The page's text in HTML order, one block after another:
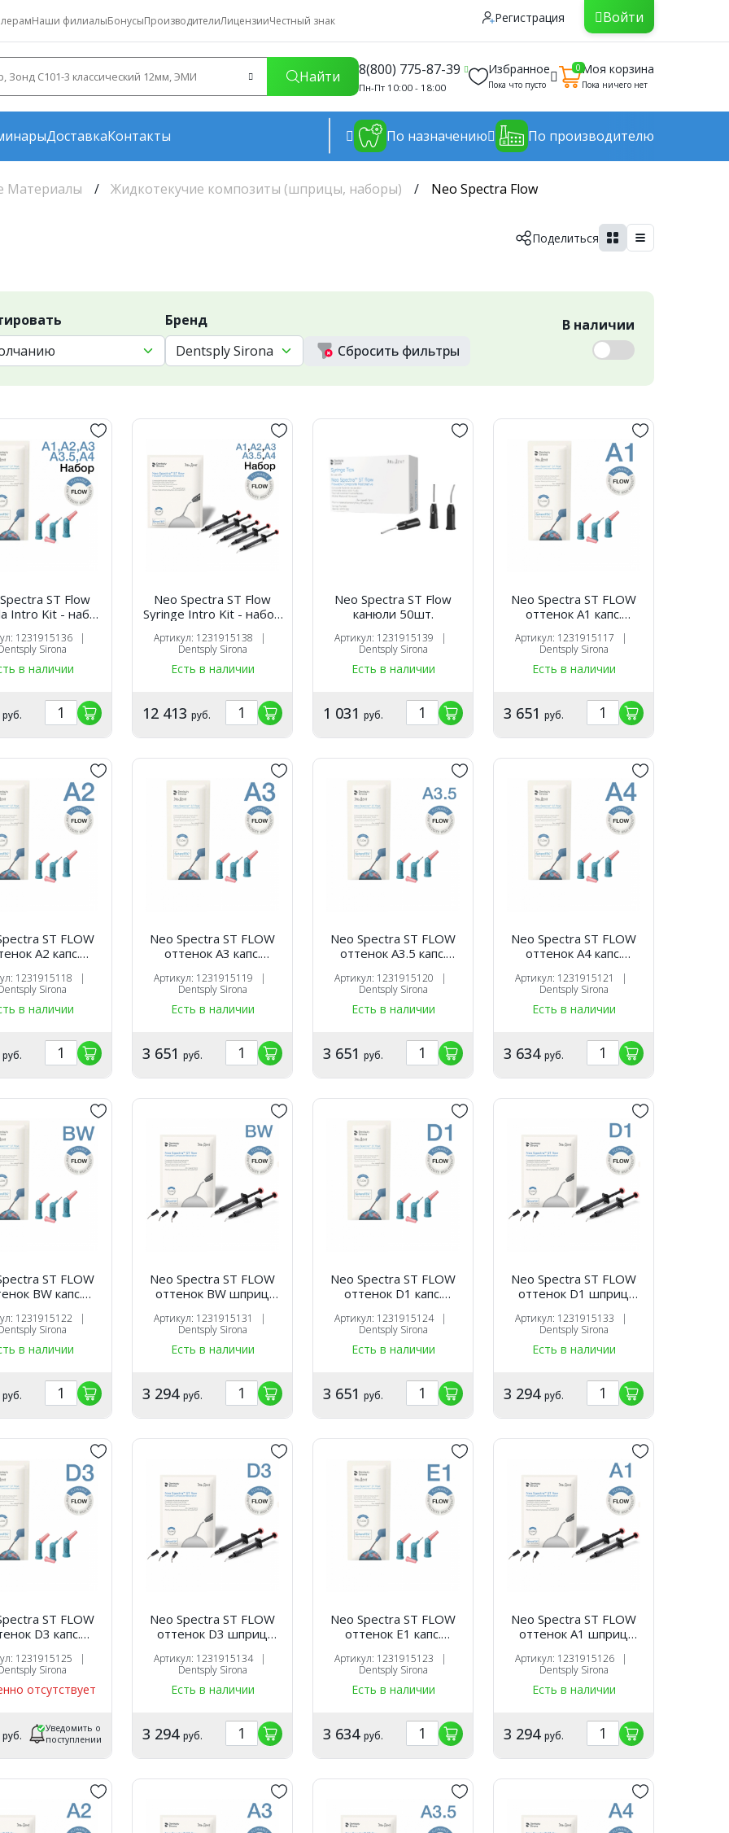
Наши филиалыБонусыПроизводителиЛицензииЧестный знак Регистрация Войти
Найти 8(800) 775-87-39
Пн-Пт 10:00 - 18:00
Избранное
Пока что пусто
0Моя корзина
Пока ничего нет
ДоставкаКонтакты По назначению По производителю
Материалы Жидкотекучие композиты (шприцы, наборы) Neo Spectra Flow
Поделиться
Бренд
Сброситьфильтры
В наличии
ST Flow
Kit - набор
A3/A3.5/A4
1231915136 |
Sirona
в наличии
руб.
Neo Spectra ST Flow
Syringe Intro Kit - набор
A1/A2/A3/A3.5/A4
Артикул: 1231915138 |
Dentsply Sirona
Есть в наличии
12 413 руб.
Neo Spectra ST Flow
канюли 50шт.
Артикул: 1231915139 |
Dentsply Sirona
Есть в наличии
1 031 руб.
Neo Spectra ST FLOW
оттенок A1 капс.
светоотверждаемый
реставрационный
материал, 1231915117,
Артикул: 1231915117 |
Dentsply Sirona
Есть в наличии
3 651 руб.
ST FLOW
A2 капс.
1231915118,
1231915118 |
Sirona
в наличии
руб.
Neo Spectra ST FLOW
оттенок A3 капс.
светоотверждаемый
реставрационный
материал, 1231915119,
Артикул: 1231915119 |
Dentsply Sirona
Есть в наличии
3 651 руб.
Neo Spectra ST FLOW
оттенок A3.5 капс.
светоотверждаемый
реставрационный
материал, 1231915120,
Артикул: 1231915120 |
Dentsply Sirona
Есть в наличии
3 651 руб.
Neo Spectra ST FLOW
оттенок A4 капс.
светоотверждаемый
реставрационный
материал, 1231915121,
Артикул: 1231915121 |
Dentsply Sirona
Есть в наличии
3 634 руб.
ST FLOW
BW капс.
1231915122,
1231915122 |
Sirona
в наличии
руб.
Neo Spectra ST FLOW
оттенок BW шприц
светоотверждаемый
реставрационный
материал, 1231915131,
Артикул: 1231915131 |
Dentsply Sirona
Есть в наличии
3 294 руб.
Neo Spectra ST FLOW
оттенок D1 капс.
светоотверждаемый
реставрационный
материал, 1231915124,
Артикул: 1231915124 |
Dentsply Sirona
Есть в наличии
3 651 руб.
Neo Spectra ST FLOW
оттенок D1 шприц
светоотверждаемый
реставрационный
материал, 1231915133 ,
Артикул: 1231915133 |
Dentsply Sirona
Есть в наличии
3 294 руб.
ST FLOW
D3 капс.
1231915125,
1231915125 |
Sirona
отсутствует
руб.
Уведомить о
поступлении
Neo Spectra ST FLOW
оттенок D3 шприц
светоотверждаемый
реставрационный
материал, 1231915134,
Артикул: 1231915134 |
Dentsply Sirona
Есть в наличии
3 294 руб.
Neo Spectra ST FLOW
оттенок E1 капс.
светоотверждаемый
реставрационный
материал, 1231915123,
Артикул: 1231915123 |
Dentsply Sirona
Есть в наличии
3 634 руб.
Neo Spectra ST FLOW
оттенок А1 шприц
светоотверждаемый
реставрационный
материал, 11231915126,
Артикул: 1231915126 |
Dentsply Sirona
Есть в наличии
3 294 руб.